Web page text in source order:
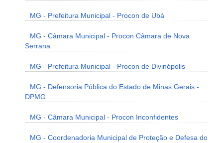
MG - Prefeitura Municipal - Procon de Ubá
MG - Câmara Municipal - Procon Câmara de Nova
Serrana
MG - Prefeitura Municipal - Procon de Divinópolis
MG - Defensoria Pública do Estado de Minas Gerais -
DPMG
MG - Câmara Municipal - Procon Inconfidentes
MG - Coordenadoria Municipal de Proteção e Defesa do